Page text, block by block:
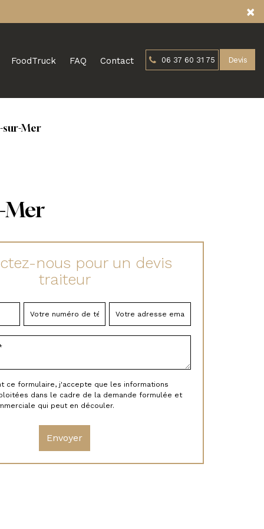
×
FoodTruck FAQ Contact 06 37 60 31 75 Devis
sur-Mer
Mer
nous pour un devis
traiteur
ce formulaire, j'accepte que les informations
dans le cadre de la demande formulée et
qui peut en découler.